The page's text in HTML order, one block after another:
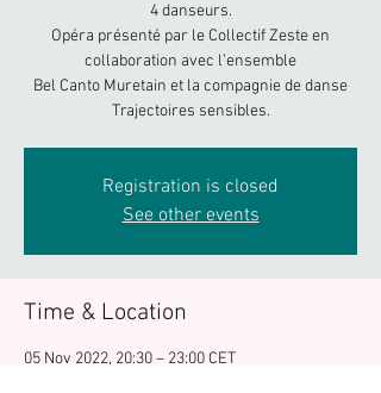
4 danseurs.
Opéra présenté par le Collectif Zeste en
collaboration avec l’ensemble
Bel Canto Muretain et la compagnie de danse
Trajectoires sensibles.
Registration is closed
See other events
Time & Location
05 Nov 2022, 20:30 – 23:00 CET